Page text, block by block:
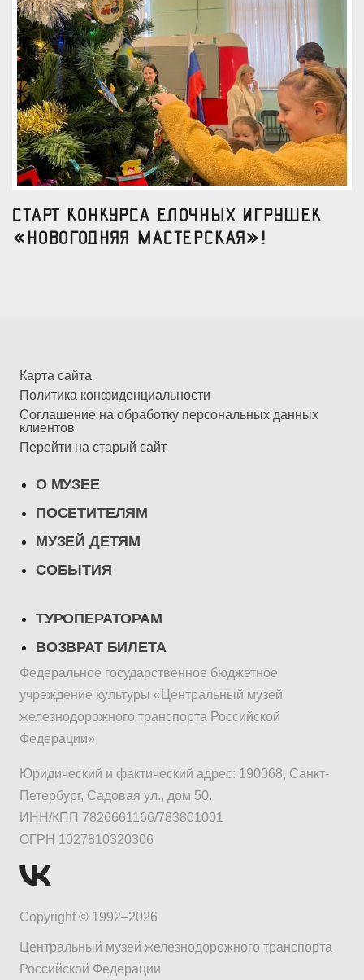
Старт конкурса елочных игрушек
«Новогодняя мастерская»!
Карта сайта
Политика конфиденциальности
Соглашение на обработку персональных данных
клиентов
Перейти на старый сайт
О МУЗЕЕ
ПОСЕТИТЕЛЯМ
МУЗЕЙ ДЕТЯМ
СОБЫТИЯ
ТУРОПЕРАТОРАМ
ВОЗВРАТ БИЛЕТА
Федеральное государственное бюджетное
учреждение культуры «Центральный музей
железнодорожного транспорта Российской
Федерации»
Юридический и фактический адрес: 190068, Санкт-
Петербург, Садовая ул., дом 50.
ИНН/КПП 7826661166/783801001
ОГРН 1027810320306
Copyright © 1992–2026
Центральный музей железнодорожного транспорта
Российской Федерации